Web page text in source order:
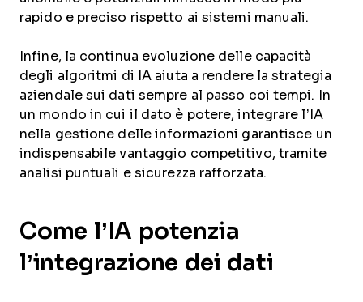
rapido e preciso rispetto ai sistemi manuali.
Infine, la continua evoluzione delle capacità
degli algoritmi di IA aiuta a rendere la strategia
aziendale sui dati sempre al passo coi tempi. In
un mondo in cui il dato è potere, integrare l’IA
nella gestione delle informazioni garantisce un
indispensabile vantaggio competitivo, tramite
analisi puntuali e sicurezza rafforzata.
Come l’IA potenzia
l’integrazione dei dati